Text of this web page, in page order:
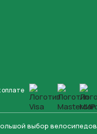
выбор велосипедов